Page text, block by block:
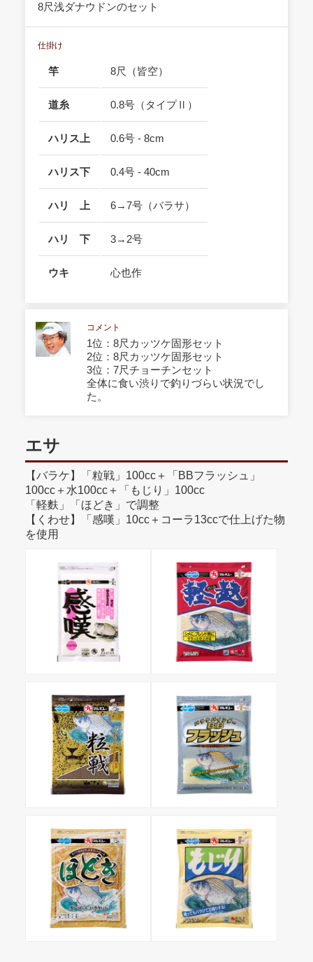
8尺浅ダナウドンのセット
仕掛け
竿 8尺（皆空）
道糸 0.8号（タイプⅡ）
ハリス上 0.6号 - 8cm
ハリス下 0.4号 - 40cm
ハリ 上 6→7号（バラサ）
ハリ 下 3→2号
ウキ 心也作
コメント
1位：8尺カッツケ固形セット
2位：8尺カッツケ固形セット
3位：7尺チョーチンセット
全体に食い渋りで釣りづらい状況でし
た。
エサ
【バラケ】「粒戦」100cc＋「BBフラッシュ」
100cc＋水100cc＋「もじり」100cc
「軽麩」「ほどき」で調整
【くわせ】「感嘆」10cc＋コーラ13ccで仕上げた物
を使用